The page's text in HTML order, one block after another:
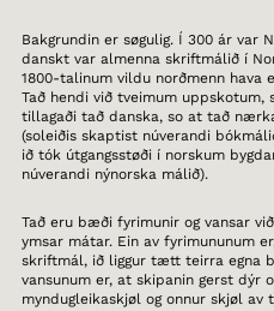
Bakgrundin er søgulig. Í 300 ár var
danskt var almenna skriftmálið í
1800-talinum vildu norðmenn hava
Tað hendi við tveimum uppskotum,
tillagaði tað danska, so at tað
(soleiðis skaptist núverandi
ið tók útgangsstøði í norskum
núverandi nýnorska málið).
Tað eru bæði fyrimunir og vansar
ymsar mátar. Ein av fyrimununum
skriftmál, ið liggur tætt teirra egna
vansunum er, at skipanin gerst
myndugleikaskjøl og onnur skjøl av